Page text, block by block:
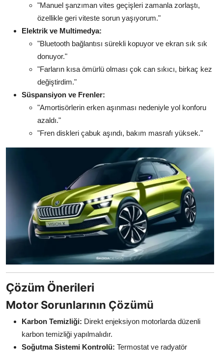
"Manuel şanzıman vites geçişleri zamanla zorlaştı,
özellikle geri viteste sorun yaşıyorum."
Elektrik ve Multimedya:
"Bluetooth bağlantısı sürekli kopuyor ve ekran sık sık
donuyor."
"Farların kısa ömürlü olması çok can sıkıcı, birkaç kez
değiştirdim."
Süspansiyon ve Frenler:
"Amortisörlerin erken aşınması nedeniyle yol konforu
azaldı."
"Fren diskleri çabuk aşındı, bakım masrafı yüksek."
Çözüm Önerileri
Motor Sorunlarının Çözümü
Karbon Temizliği: Direkt enjeksiyon motorlarda düzenli
karbon temizliği yapılmalıdır.
Soğutma Sistemi Kontrolü: Termostat ve radyatör